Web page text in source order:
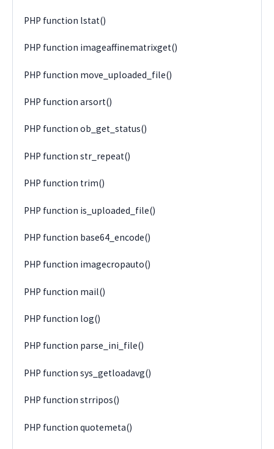
PHP function lstat()
PHP function imageaffinematrixget()
PHP function move_uploaded_file()
PHP function arsort()
PHP function ob_get_status()
PHP function str_repeat()
PHP function trim()
PHP function is_uploaded_file()
PHP function base64_encode()
PHP function imagecropauto()
PHP function mail()
PHP function log()
PHP function parse_ini_file()
PHP function sys_getloadavg()
PHP function strripos()
PHP function quotemeta()